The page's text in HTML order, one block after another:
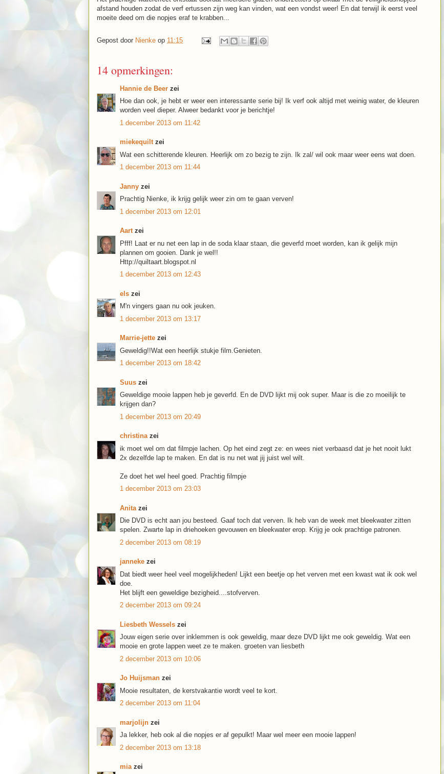
afstand houden zodat de verf ertussen zijn weg kan vinden, wat een vondst weer! En dat terwijl ik eerst veel
moeite deed om die nopjes eraf te krabben...
Gepost door Nienke op 11:15
14 opmerkingen:
Hannie de Beer zei
Hoe dan ook, je hebt er weer een interessante serie bij! Ik verf ook altijd met weinig water, de kleuren
worden veel dieper. Alweer bedankt voor je berichtje!
1 december 2013 om 11:42
miekequiltzei
Wat een schitterende kleuren. Heerlijk om zo bezig te zijn. Ik zal/ wil ook maar weer eens wat doen.
1 december 2013 om 11:44
Janny zei
Prachtig Nienke, ik krijg gelijk weer zin om te gaan verven!
1 december 2013 om 12:01
Aartzei
Pfff! Laat er nu net een lap in de soda klaar staan, die geverfd moet worden, kan ik gelijk mijn
plannen om gooien. Dank je wel!!
Http://quiltaart.blogspot.nl
1 december 2013 om 12:43
els zei
M'n vingers gaan nu ook jeuken.
1 december 2013 om 13:17
Marrie-jette zei
Geweldig!!Wat een heerlijk stukje film.Genieten.
1 december 2013 om 18:42
Suus zei
Geweldige mooie lappen heb je geverfd. En de DVD lijkt mij ook super. Maar is die zo moeilijk te
krijgen dan?
1 december 2013 om 20:49
christinazei
ik moet wel om dat filmpje lachen. Op het eind zegt ze: en wees niet verbaasd dat je het nooit lukt
2x dezelfde lap te maken. En dat is nu net wat jij juist wel wilt.
Ze doet het wel heel goed. Prachtig filmpje
1 december 2013 om 23:03
Anita zei
Die DVD is echt aan jou besteed. Gaaf toch dat verven. Ik heb van de week met bleekwater zitten
spelen. Zwarte lap in driehoeken gevouwen en bleekwater erop. Krijg je ook prachtige patronen.
2 december 2013 om 08:19
janneke zei
Dat biedt weer heel veel mogelijkheden! Lijkt een beetje op het verven met een kwast wat ik ook wel
doe.
Het blijft een geweldige bezigheid....stofverven.
2 december 2013 om 09:24
Liesbeth Wessels zei
Jouw eigen serie over inklemmen is ook geweldig, maar deze DVD lijkt me ook geweldig. Wat een
mooie en grote lappen weet ze te maken. groeten van liesbeth
2 december 2013 om 10:06
Jo Huijsman zei
Mooie resultaten, de kerstvakantie wordt veel te kort.
2 december 2013 om 11:04
marjolijn zei
Ja lekker, heb ook al die nopjes er af gepulkt! Maar wel meer een mooie lappen!
2 december 2013 om 13:18
miazei